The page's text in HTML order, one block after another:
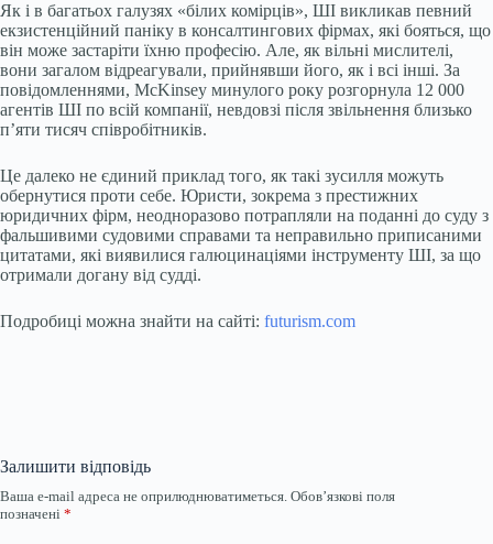
Як і в багатьох галузях «білих комірців», ШІ викликав певний
екзистенційний паніку в консалтингових фірмах, які бояться, що
він може застаріти їхню професію. Але, як вільні мислителі,
вони загалом відреагували, прийнявши його, як і всі інші. За
повідомленнями, McKinsey минулого року розгорнула 12 000
агентів ШІ по всій компанії, невдовзі після звільнення близько
п’яти тисяч співробітників.
Це далеко не єдиний приклад того, як такі зусилля можуть
обернутися проти себе. Юристи, зокрема з престижних
юридичних фірм, неодноразово потрапляли на поданні до суду з
фальшивими судовими справами та неправильно приписаними
цитатами, які виявилися галюцинаціями інструменту ШІ, за що
отримали догану від судді.
Подробиці можна знайти на сайті: futurism.com
Залишити відповідь
Ваша e-mail адреса не оприлюднюватиметься. Обов’язкові поля
позначені *